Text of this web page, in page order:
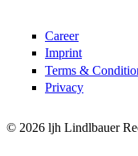
Career
Imprint
Terms &
Privacy
© 2026 ljh Lindlbauer